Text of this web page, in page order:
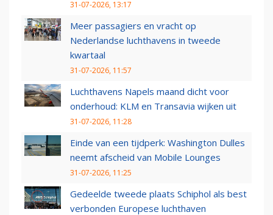
31-07-2026, 13:17
Meer passagiers en vracht op
Nederlandse luchthavens in tweede
kwartaal
31-07-2026, 11:57
Luchthavens Napels maand dicht voor
onderhoud: KLM en Transavia wijken uit
31-07-2026, 11:28
Einde van een tijdperk: Washington Dulles
neemt afscheid van Mobile Lounges
31-07-2026, 11:25
Gedeelde tweede plaats Schiphol als best
verbonden Europese luchthaven